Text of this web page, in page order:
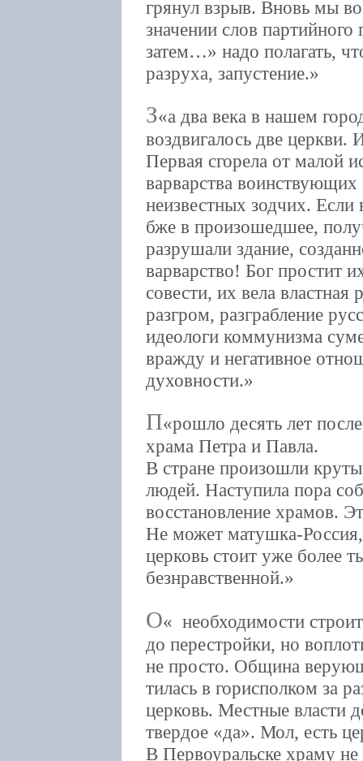
грянул взрыв. Вновь мы
значении слов
затем…» надо полагать,
разруха, запустение.
З а два века в нашем
воздвигалось две церкви.
Первая сгорела от малой
варварства
неизвестных зодчих. Если
бже в произошедшее,
разрушали здание,
варварство! Бог простит
совести, их вела
разгром, разграбление
идеологи коммунизма
вражду и негативное
духовности.
П рошло десять лет
храма Петра и Павла.
В стране произошли
людей. Наступила пора
восстановление храмов.
Не может матушка-Россия,
церковь стоит уже более
безнравственной.
О
необходимости
до перестройки, но
не просто. Община
тилась в горисполком за
церковь. Местные власти
твердое «да». Мол, есть
В Первоуральске храму